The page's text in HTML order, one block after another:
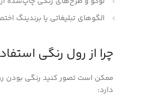
الگوهای تبلیغاتی یا برندینگ
چرا از رول رنگی
ممکن است تصور کنید رنگی بودن
دارد: